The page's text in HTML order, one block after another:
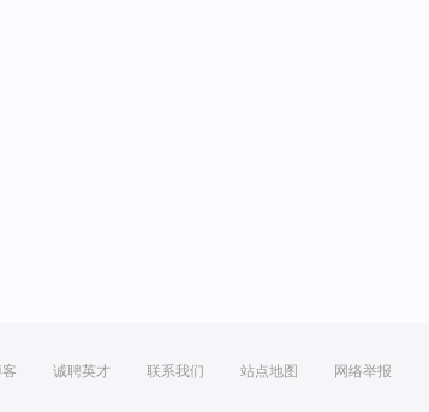
诚聘英才 联系我们 站点地图 网络举报